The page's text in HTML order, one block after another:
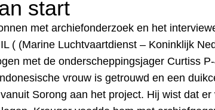
start
met archiefonderzoek en het
( (Marine Luchtvaartdienst – Koninklijk
met de onderscheppingsjager Curtiss
vrouw is getrouwd en een
Sorong aan het project. Hij wist dat